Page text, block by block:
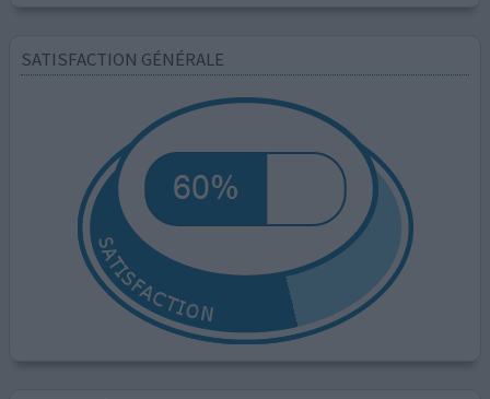
SATISFACTION GÉNÉRALE